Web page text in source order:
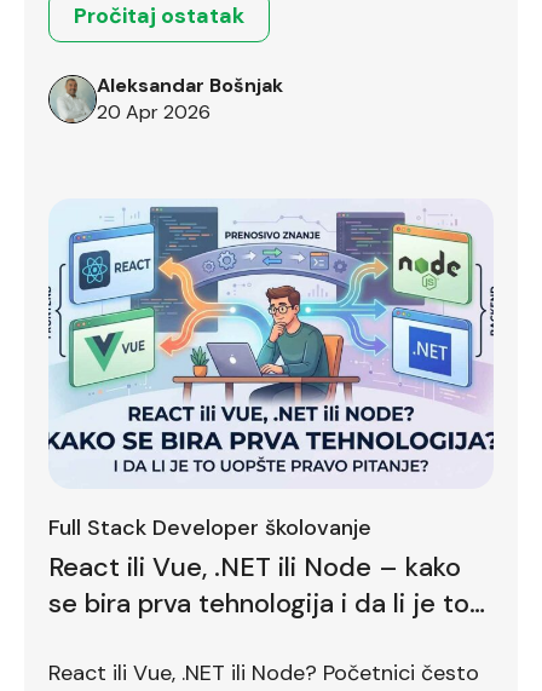
Pročitaj ostatak
Aleksandar Bošnjak
20 Apr 2026
Full Stack Developer školovanje
React ili Vue, .NET ili Node – kako
se bira prva tehnologija i da li je to
React ili Vue, .NET ili Node? Početnici često